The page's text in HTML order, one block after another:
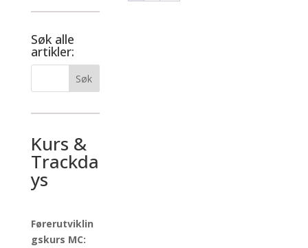
Søk alle
artikler:
Kurs &
Trackda
ys
Førerutviklin
gskurs MC: